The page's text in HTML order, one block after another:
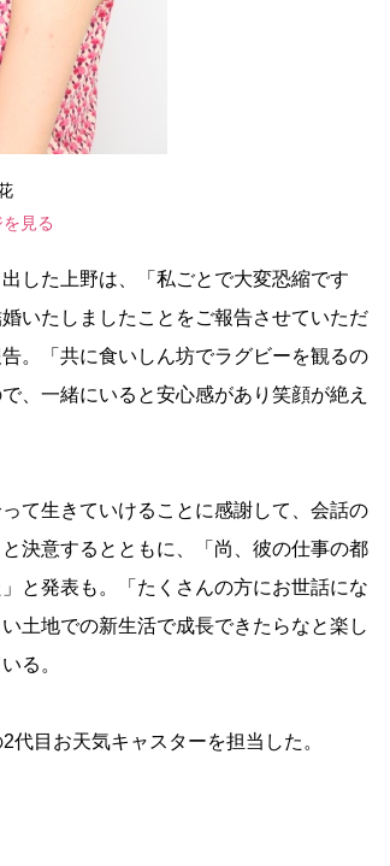
見る
した上野は、「私ごとで大変恐縮です
いたしましたことをご報告させていただ
。「共に食いしん坊でラグビーを観るの
、一緒にいると安心感があり笑顔が絶え
て生きていけることに感謝して、会話の
決意するとともに、「尚、彼の仕事の都
と発表も。「たくさんの方にお世話にな
土地での新生活で成長できたらなと楽し
る。
目お天気キャスターを担当した。